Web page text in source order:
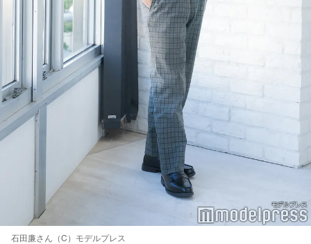
石田廉さん（C）モデルプレス